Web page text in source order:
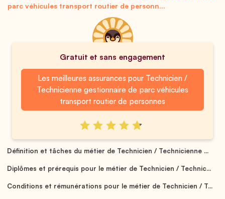
parc véhicules transport routier de personn...
Gratuit et sans engagement
Les meilleures assurances pour Technicien /
Technicienne gestionnaire de parc véhicules
transport routier de personnes
Définition et tâches du métier de Technicien / Technicienne ...
Diplômes et prérequis pour le métier de Technicien / Technic...
Conditions et rémunérations pour le métier de Technicien / T...